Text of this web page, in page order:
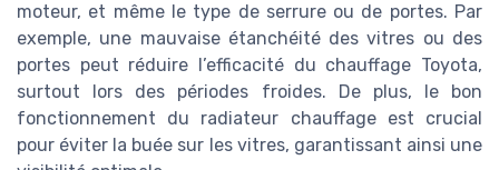
moteur, et même le type de serrure ou de portes. Par
exemple, une mauvaise étanchéité des vitres ou des
portes peut réduire l’efficacité du chauffage Toyota,
surtout lors des périodes froides. De plus, le bon
fonctionnement du radiateur chauffage est crucial
pour éviter la buée sur les vitres, garantissant ainsi une